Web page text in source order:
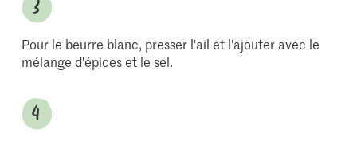
Pour le beurre blanc, presser l'ail et l'ajouter avec le
mélange d'épices et le sel.